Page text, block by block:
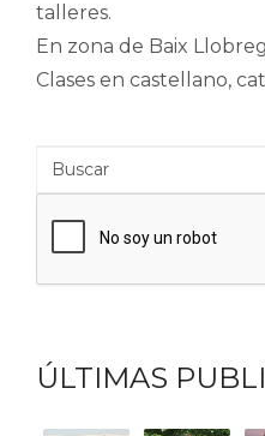
talleres.
En zona de Baix
Clases en castellano,
Formulario de
Buscar
ÚLTIMAS